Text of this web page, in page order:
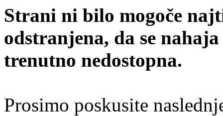
Strani ni bilo mogoče
odstranjena, da se
trenutno nedostopna.
Prosimo poskusite